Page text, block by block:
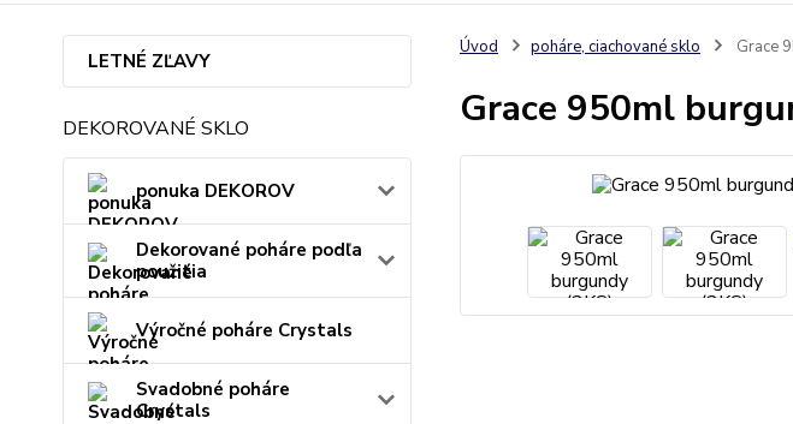
LETNÉ ZĽAVY
DEKOROVANÉ SKLO
ponuka DEKOROV
Dekorované poháre podľa
použitia
Výročné poháre Crystals
Svadobné poháre
Crystals
Úvod poháre, ciachované sklo Grace
Grace 950ml